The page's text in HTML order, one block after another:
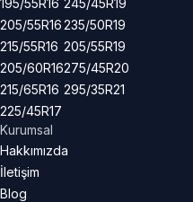
195/55R16
205/55R16
215/55R16
205/60R16
215/65R16
225/45R17
245/45R19
235/50R19
205/55R19
275/45R20
295/35R21
Kurumsal
Hakkımızda
İletişim
Blog